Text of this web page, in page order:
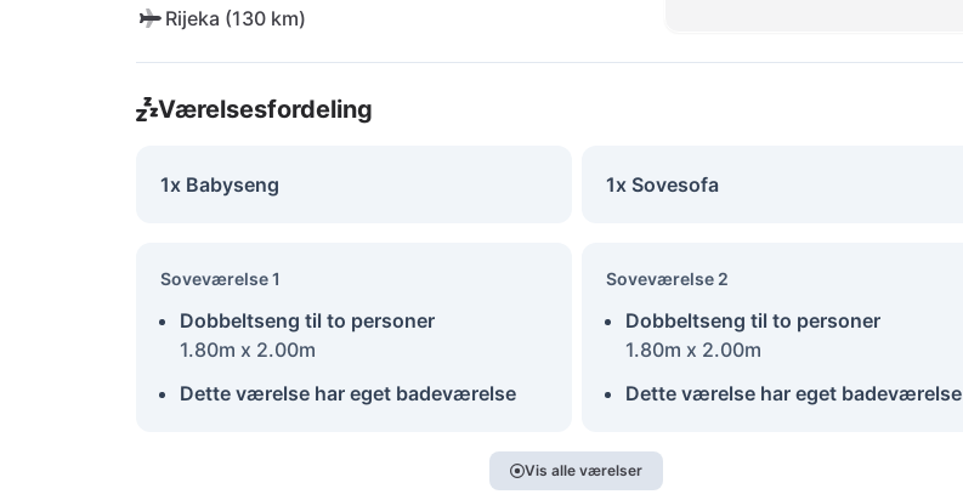
Rijeka (130 km)
Værelsesfordeling
1x Babyseng 1x Sovesofa
Soveværelse 1
Dobbeltseng til to personer
1.80m x 2.00m
Dette værelse har eget badeværelse
Soveværelse 2
Dobbeltseng til to personer
1.80m x 2.00m
Dette værelse har eget badeværelse
Vis alle værelser